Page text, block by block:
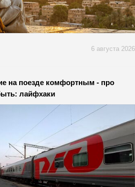
6 августа 2026
на поезде комфортным - про
лайфхаки